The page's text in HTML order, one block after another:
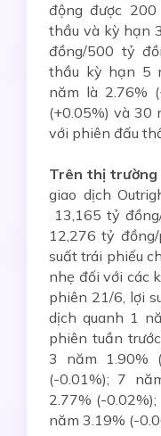
động được
thầu và kỳ hạn
đồng/500 tỷ
thầu kỳ hạn 5
năm là 2.76%
(+0.05%) và 30
với phiên đấu
Trên thị trường
giao dịch
13,165 tỷ
12,276 tỷ
suất trái phiếu
nhẹ đối với các
phiên 21/6, lợi
dịch quanh 1
phiên tuần
3 năm 1.90%
(-0.01%); 7
2.77% (-
năm 3.19% (-